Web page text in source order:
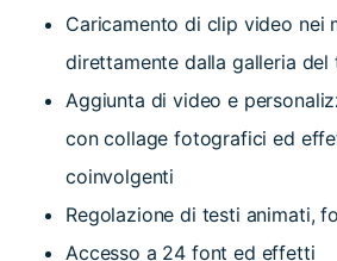
Caricamento di clip video nei
direttamente dalla galleria del
Aggiunta di video e
con collage fotografici ed
coinvolgenti
Regolazione di testi animati,
Accesso a 24 font ed effetti